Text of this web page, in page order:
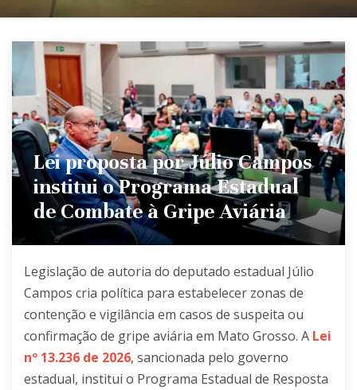
Lei proposta por Júlio Campos
institui o Programa Estadual
de Combate à Gripe Aviária
Legislação de autoria do deputado estadual Júlio
Campos cria política para estabelecer zonas de
contenção e vigilância em casos de suspeita ou
confirmação de gripe aviária em Mato Grosso. A Lei
nº 13.236 de 2026, sancionada pelo governo
estadual, institui o Programa Estadual de Resposta